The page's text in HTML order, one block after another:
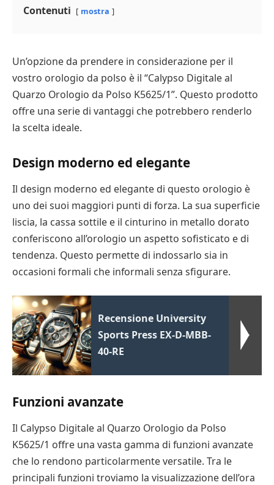
Contenuti mostra
Un’opzione da prendere in considerazione per il
vostro orologio da polso è il “Calypso Digitale al
Quarzo Orologio da Polso K5625/1”. Questo prodotto
offre una serie di vantaggi che potrebbero renderlo
la scelta ideale.
Design moderno ed elegante
Il design moderno ed elegante di questo orologio è
uno dei suoi maggiori punti di forza. La sua superficie
liscia, la cassa sottile e il cinturino in metallo dorato
conferiscono all’orologio un aspetto sofisticato e di
tendenza. Questo permette di indossarlo sia in
occasioni formali che informali senza sfigurare.
Recensione University
Sports Press EX-D-MBB-
40-RE
Funzioni avanzate
Il Calypso Digitale al Quarzo Orologio da Polso
K5625/1 offre una vasta gamma di funzioni avanzate
che lo rendono particolarmente versatile. Tra le
principali funzioni troviamo la visualizzazione dell’ora